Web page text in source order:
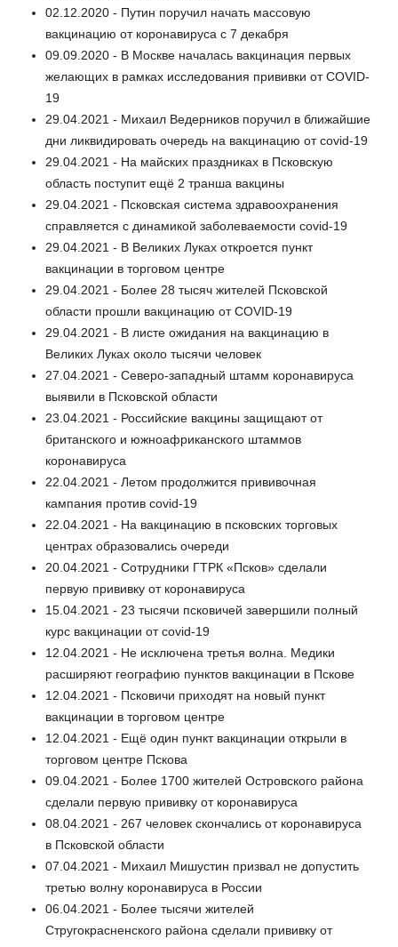
02.12.2020 - Путин поручил начать массовую
вакцинацию от коронавируса с 7 декабря
09.09.2020 - В Москве началась вакцинация первых
желающих в рамках исследования прививки от COVID-
19
29.04.2021 - Михаил Ведерников поручил в ближайшие
дни ликвидировать очередь на вакцинацию от covid-19
29.04.2021 - На майских праздниках в Псковскую
область поступит ещё 2 транша вакцины
29.04.2021 - Псковская система здравоохранения
справляется с динамикой заболеваемости covid-19
29.04.2021 - В Великих Луках откроется пункт
вакцинации в торговом центре
29.04.2021 - Более 28 тысяч жителей Псковской
области прошли вакцинацию от COVID-19
29.04.2021 - В листе ожидания на вакцинацию в
Великих Луках около тысячи человек
27.04.2021 - Северо-западный штамм коронавируса
выявили в Псковской области
23.04.2021 - Российские вакцины защищают от
британского и южноафриканского штаммов
коронавируса
22.04.2021 - Летом продолжится прививочная
кампания против covid-19
22.04.2021 - На вакцинацию в псковских торговых
центрах образовались очереди
20.04.2021 - Сотрудники ГТРК «Псков» сделали
первую прививку от коронавируса
15.04.2021 - 23 тысячи псковичей завершили полный
курс вакцинации от covid-19
12.04.2021 - Не исключена третья волна. Медики
расширяют географию пунктов вакцинации в Пскове
12.04.2021 - Псковичи приходят на новый пункт
вакцинации в торговом центре
12.04.2021 - Ещё один пункт вакцинации открыли в
торговом центре Пскова
09.04.2021 - Более 1700 жителей Островского района
сделали первую прививку от коронавируса
08.04.2021 - 267 человек скончались от коронавируса
в Псковской области
07.04.2021 - Михаил Мишустин призвал не допустить
третью волну коронавируса в России
06.04.2021 - Более тысячи жителей
Стругокрасненского района сделали прививку от